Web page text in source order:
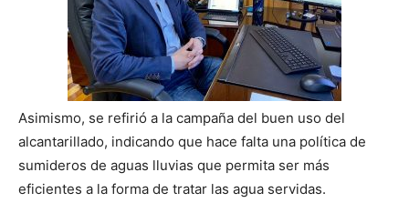
Asimismo, se refirió a la campaña del buen uso del
alcantarillado, indicando que hace falta una política de
sumideros de aguas lluvias que permita ser más
eficientes a la forma de tratar las agua servidas.